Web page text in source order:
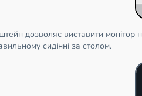
дозволяє виставити монітор
сидінні за столом.